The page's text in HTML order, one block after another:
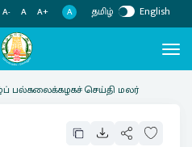
A- A A+ A தமிழ் English
பல்கலைக்கழகச் செய்தி மலர்